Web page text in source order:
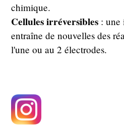
chimique.
Cellules irréversibles : une
entraîne de nouvelles des
l'une ou au 2 électrodes.